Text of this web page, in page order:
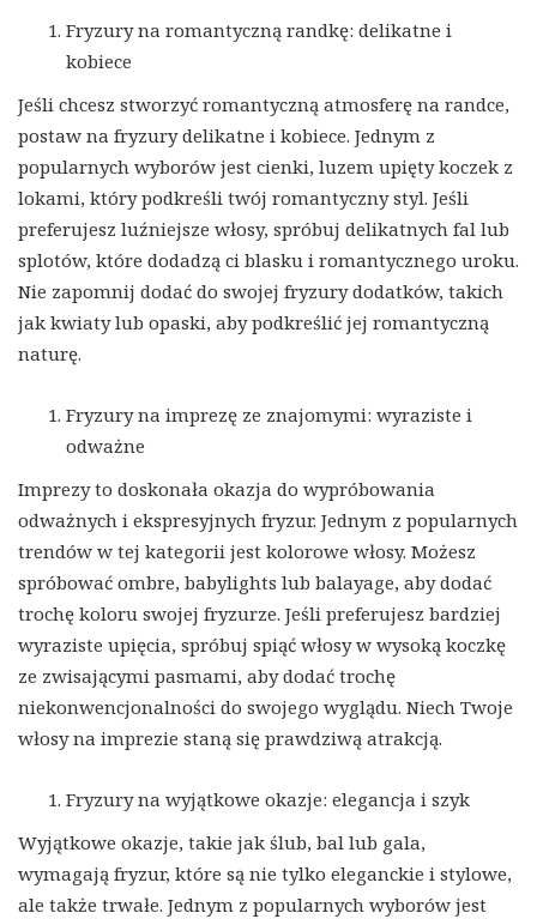
Fryzury na romantyczną randkę: delikatne i
kobiece
Jeśli chcesz stworzyć romantyczną atmosferę na randce,
postaw na fryzury delikatne i kobiece. Jednym z
popularnych wyborów jest cienki, luzem upięty koczek z
lokami, który podkreśli twój romantyczny styl. Jeśli
preferujesz luźniejsze włosy, spróbuj delikatnych fal lub
splotów, które dodadzą ci blasku i romantycznego uroku.
Nie zapomnij dodać do swojej fryzury dodatków, takich
jak kwiaty lub opaski, aby podkreślić jej romantyczną
naturę.
Fryzury na imprezę ze znajomymi: wyraziste i
odważne
Imprezy to doskonała okazja do wypróbowania
odważnych i ekspresyjnych fryzur. Jednym z popularnych
trendów w tej kategorii jest kolorowe włosy. Możesz
spróbować ombre, babylights lub balayage, aby dodać
trochę koloru swojej fryzurze. Jeśli preferujesz bardziej
wyraziste upięcia, spróbuj spiąć włosy w wysoką koczkę
ze zwisającymi pasmami, aby dodać trochę
niekonwencjonalności do swojego wyglądu. Niech Twoje
włosy na imprezie staną się prawdziwą atrakcją.
Fryzury na wyjątkowe okazje: elegancja i szyk
Wyjątkowe okazje, takie jak ślub, bal lub gala,
wymagają fryzur, które są nie tylko eleganckie i stylowe,
ale także trwałe. Jednym z popularnych wyborów jest